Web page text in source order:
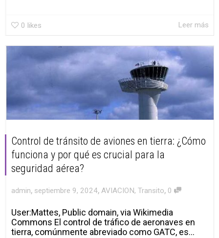
0 likes Leer más
Control de tránsito de aviones en tierra: ¿Cómo
funciona y por qué es crucial para la
seguridad aérea?
admin, septiembre 9, 2024, AVIACION, Transito, 0
User:Mattes, Public domain, via Wikimedia
Commons El control de tráfico de aeronaves en
tierra, comúnmente abreviado como GATC, es...